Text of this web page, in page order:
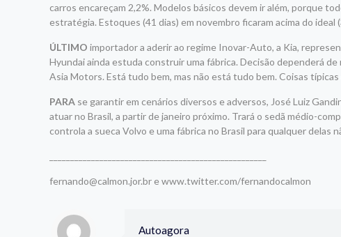
carros encareçam 2,2%. Modelos básicos devem ir além, porque
estratégia. Estoques (41 dias) em novembro ficaram acima do ideal
ÚLTIMO importador a aderir ao regime Inovar-Auto, a Kia,
Hyundai ainda estuda construir uma fábrica. Decisão dependerá
Asia Motors. Está tudo bem, mas não está tudo bem. Coisas
PARA se garantir em cenários diversos e adversos, José Luiz
atuar no Brasil, a partir de janeiro próximo. Trará o sedã médio-
controla a sueca Volvo e uma fábrica no Brasil para qualquer delas
fernando@calmon.jor.br e www.twitter.com/fernandocalmon
Autoagora